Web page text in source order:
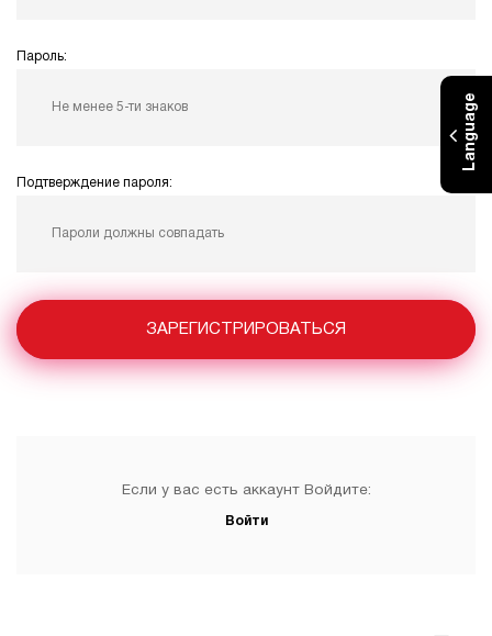
Language
Пароль:
Подтверждение пароля:
ЗАРЕГИСТРИРОВАТЬСЯ
Если у вас есть аккаунт Войдите:
Войти